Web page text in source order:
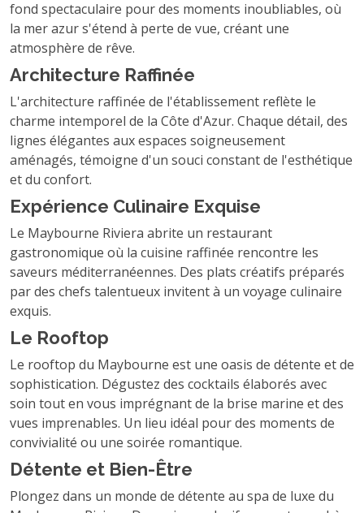
fond spectaculaire pour des moments inoubliables, où
la mer azur s'étend à perte de vue, créant une
atmosphère de rêve.
Architecture Raffinée
L'architecture raffinée de l'établissement reflète le
charme intemporel de la Côte d'Azur. Chaque détail, des
lignes élégantes aux espaces soigneusement
aménagés, témoigne d'un souci constant de l'esthétique
et du confort.
Expérience Culinaire Exquise
Le Maybourne Riviera abrite un restaurant
gastronomique où la cuisine raffinée rencontre les
saveurs méditerranéennes. Des plats créatifs préparés
par des chefs talentueux invitent à un voyage culinaire
exquis.
Le Rooftop
Le rooftop du Maybourne est une oasis de détente et de
sophistication. Dégustez des cocktails élaborés avec
soin tout en vous imprégnant de la brise marine et des
vues imprenables. Un lieu idéal pour des moments de
convivialité ou une soirée romantique.
Détente et Bien-Être
Plongez dans un monde de détente au spa de luxe du